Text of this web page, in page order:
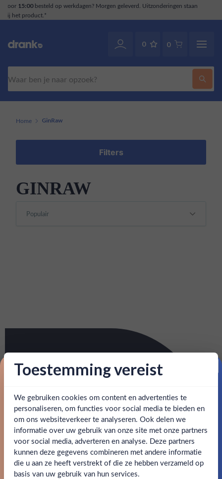
staan
Klantenservice070-2141946 . Ook via WhatsApp.
0 0
Ben jij 18 jaar of ouder?
Ja Nee
Home GinRaw
Filters
GINRAW
Toestemming vereist
We gebruiken cookies om content en advertenties te
personaliseren, om functies voor social media te bieden en
om ons websiteverkeer te analyseren. Ook delen we
informatie over uw gebruik van onze site met onze partners
voor social media, adverteren en analyse. Deze partners
kunnen deze gegevens combineren met andere informatie
die u aan ze heeft verstrekt of die ze hebben verzameld op
basis van uw gebruik van hun services.
Proost op je eerste korting!
Schrijf je in en ontvang direct 5% korting op je eerste
bestelling.
Email
Claim mijn korting